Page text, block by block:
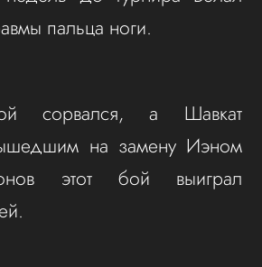
пальца ноги.
сорвался, а Шавкат
на замену Иэном
этот бой выиграл